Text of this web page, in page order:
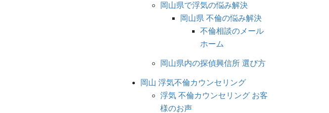
岡山県で浮気の悩み解決
岡山県 不倫の悩み解決
不倫相談のメール
ホーム
岡山県内の探偵興信所 選び方
岡山 浮気不倫カウンセリング
浮気 不倫カウンセリング お客
様のお声